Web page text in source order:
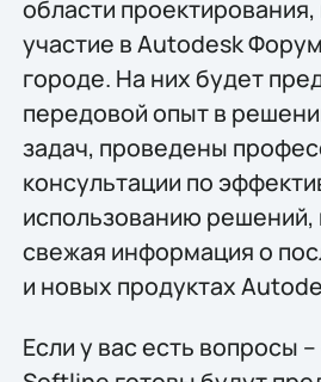
области
участие в Autodesk
городе. На них будет
передовой опыт в
задач, проведены
консультации по
использованию решений,
свежая информация о
и новых продуктах
Если у вас есть вопросы